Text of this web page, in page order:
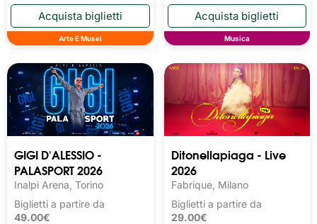
Arte E Musei Musica
GIGI D'ALESSIO -
PALASPORT 2026
Inalpi Arena, Torino
Biglietti a partire da
49.00€
Ditonellapiaga - Live
2026
Fabrique, Milano
Biglietti a partire da
29.00€